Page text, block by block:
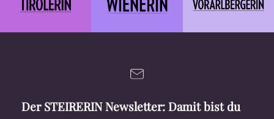
Der STEIRERIN Newsletter: Damit bist du